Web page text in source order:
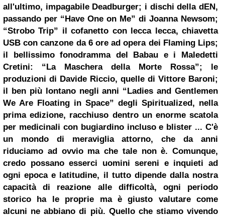
all'ultimo, impagabile Deadburger; i dischi della dEN,
passando per “Have One on Me” di Joanna Newsom;
“Strobo Trip” il cofanetto con lecca lecca, chiavetta
USB con canzone da 6 ore ad opera dei Flaming Lips;
il bellissimo fonodramma del Babau e i Maledetti
Cretini: “La Maschera della Morte Rossa”; le
produzioni di Davide Riccio, quelle di Vittore Baroni;
il ben più lontano negli anni “Ladies and Gentlemen
We Are Floating in Space” degli Spiritualized, nella
prima edizione, racchiuso dentro un enorme scatola
per medicinali con bugiardino incluso e blister ... C'è
un mondo di meraviglia attorno, che da anni
riduciamo ad ovvio ma che tale non è. Comunque,
credo possano esserci uomini sereni e inquieti ad
ogni epoca e latitudine, il tutto dipende dalla nostra
capacità di reazione alle difficoltà, ogni periodo
storico ha le proprie ma è giusto valutare come
alcuni ne abbiano di più. Quello che stiamo vivendo